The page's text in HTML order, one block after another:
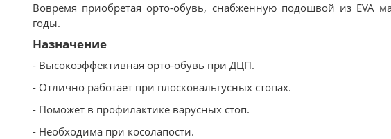
Вовремя приобретая орто-обувь, снабженную подошвой из EVA
годы.
Назначение
- Высокоэффективная орто-обувь при ДЦП.
- Отлично работает при плосковальгусных стопах.
- Поможет в профилактике варусных стоп.
- Необходима при косолапости.